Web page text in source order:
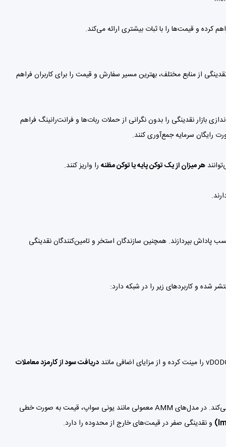
از منابع مختلف، بهترین مسیر سفارش و قیمت را برای کاربران فراهم
بازار نقدینگی را بدون نگرانی از حملات ربات‌ها و فرانت‌رانینگ فراهم
رایگان سرمایه جمع‌آوری کنند.
هر میزان از یک توکن پایه یا توکن مظنه را واریز کنند.
پاداش بپردازند. همچنین سازندگان استخر و تامین‌کنندگان نقدینگی
شده و کاربردهای زیر را در شبکه دارد:
دریافت سود از کارمزد معاملات
یک الگوریتم هوشمند است که رفتار معامله‌گران انسانی را شبیه‌سازی می‌کند. در مدل‌های AMM معمولی مانند یونی سواپ، قیمت به صورت خطی
و نقدینگی صفر در قیمت‌های خارج از محدوده را دارد.